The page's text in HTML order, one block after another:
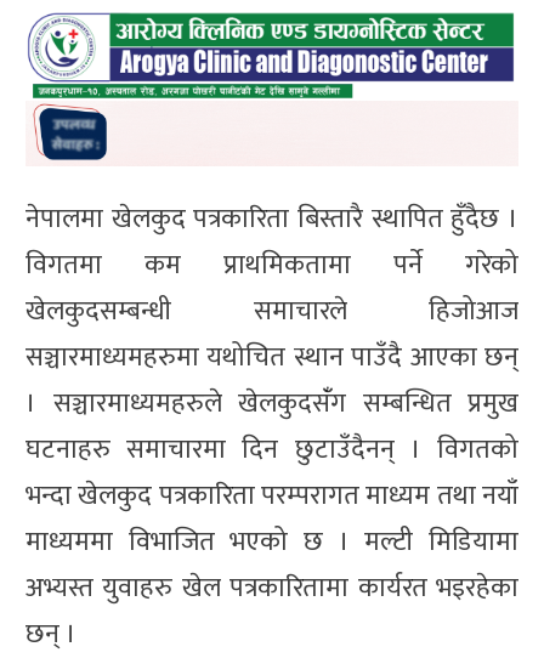
नेपालमा खेलकुद पत्रकारिता बिस्तारै स्थापित हुँदैछ ।
विगतमा कम प्राथमिकतामा पर्ने गरेको
खेलकुदसम्बन्धी समाचारले हिजोआज
सञ्चारमाध्यमहरुमा यथोचित स्थान पाउँदै आएका छन्
। सञ्चारमाध्यमहरुले खेलकुदसंँग सम्बन्धित प्रमुख
घटनाहरु समाचारमा दिन छुटाउँदैनन् । विगतको
भन्दा खेलकुद पत्रकारिता परम्परागत माध्यम तथा नयाँ
माध्यममा विभाजित भएको छ । मल्टी मिडियामा
अभ्यस्त युवाहरु खेल पत्रकारितामा कार्यरत भइरहेका
छन् ।